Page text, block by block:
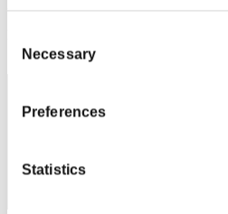
Selection
Necessary
Preferences
Statistics
322